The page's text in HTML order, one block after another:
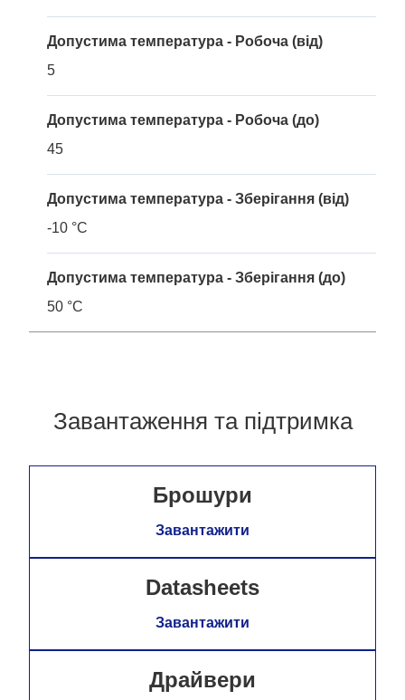
Допустима температура - Робоча (від)
5
Допустима температура - Робоча (до)
45
Допустима температура - Зберігання (від)
-10 °C
Допустима температура - Зберігання (до)
50 °C
Завантаження та підтримка
Брошури
Завантажити
Datasheets
Завантажити
Драйвери